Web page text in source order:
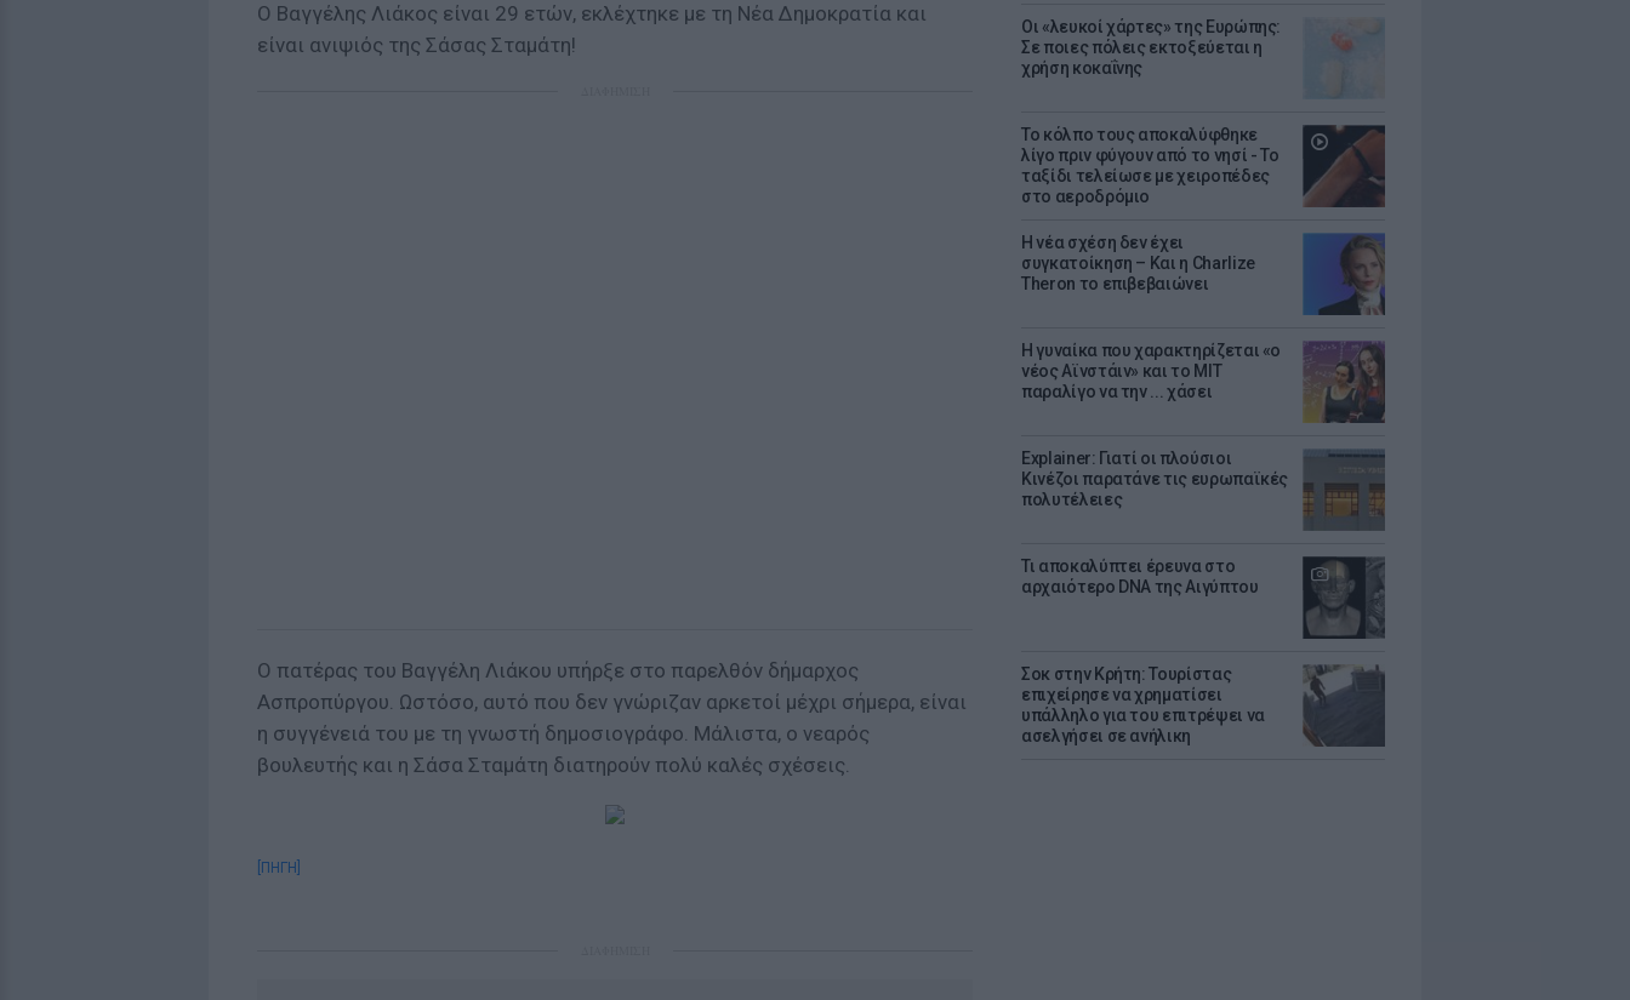
Οι «λευκοί χάρτες» της Ευρώπης:
Σε ποιες πόλεις εκτοξεύεται η
χρήση κοκαΐνης
Το κόλπο τους αποκαλύφθηκε
λίγο πριν φύγουν από το νησί - Το
ταξίδι τελείωσε με χειροπέδες
στο αεροδρόμιο
Η νέα σχέση δεν έχει
συγκατοίκηση – Και η Charlize
Theron το επιβεβαιώνει
Η γυναίκα που χαρακτηρίζεται «ο
νέος Αϊνστάιν» και το MIT
παραλίγο να την ... χάσει
Explainer: Γιατί οι πλούσιοι
Κινέζοι παρατάνε τις ευρωπαϊκές
πολυτέλειες
Τι αποκαλύπτει έρευνα στο
αρχαιότερο DNA της Αιγύπτου
Σοκ στην Κρήτη: Τουρίστας
επιχείρησε να χρηματίσει
υπάλληλο για του επιτρέψει να
ασελγήσει σε ανήλικη
Ο Βαγγέλης Λιάκος είναι 29 ετών, εκλέχτηκε με τη Νέα Δημοκρατία και
είναι ανιψιός της Σάσας Σταμάτη!
Ο πατέρας του Βαγγέλη Λιάκου υπήρξε στο παρελθόν δήμαρχος
Ασπροπύργου. Ωστόσο, αυτό που δεν γνώριζαν αρκετοί μέχρι σήμερα, είναι
η συγγένειά του με τη γνωστή δημοσιογράφο. Μάλιστα, ο νεαρός
βουλευτής και η Σάσα Σταμάτη διατηρούν πολύ καλές σχέσεις.
[ΠΗΓΗ]